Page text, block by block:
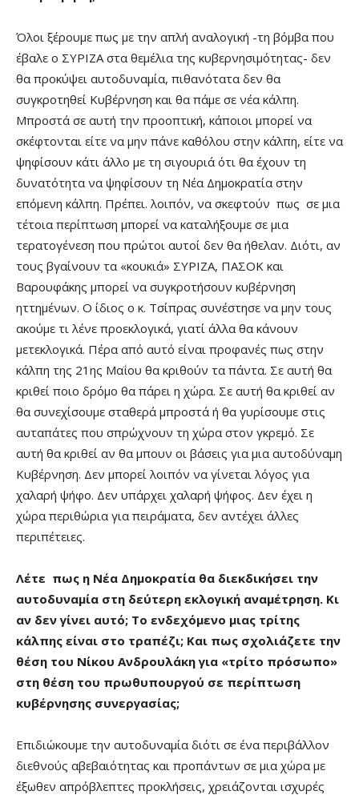
Όλοι ξέρουμε πως με την απλή αναλογική -τη βόμβα που
έβαλε ο ΣΥΡΙΖΑ στα θεμέλια της κυβερνησιμότητας- δεν
θα προκύψει αυτοδυναμία, πιθανότατα δεν θα
συγκροτηθεί Κυβέρνηση και θα πάμε σε νέα κάλπη.
Μπροστά σε αυτή την προοπτική, κάποιοι μπορεί να
σκέφτονται είτε να μην πάνε καθόλου στην κάλπη, είτε να
ψηφίσουν κάτι άλλο με τη σιγουριά ότι θα έχουν τη
δυνατότητα να ψηφίσουν τη Νέα Δημοκρατία στην
επόμενη κάλπη. Πρέπει. λοιπόν, να σκεφτούν πως σε μια
τέτοια περίπτωση μπορεί να καταλήξουμε σε μια
τερατογένεση που πρώτοι αυτοί δεν θα ήθελαν. Διότι, αν
τους βγαίνουν τα «κουκιά» ΣΥΡΙΖΑ, ΠΑΣΟΚ και
Βαρουφάκης μπορεί να συγκροτήσουν κυβέρνηση
ηττημένων. Ο ίδιος ο κ. Τσίπρας συνέστησε να μην τους
ακούμε τι λένε προεκλογικά, γιατί άλλα θα κάνουν
μετεκλογικά. Πέρα από αυτό είναι προφανές πως στην
κάλπη της 21ης Μαΐου θα κριθούν τα πάντα. Σε αυτή θα
κριθεί ποιο δρόμο θα πάρει η χώρα. Σε αυτή θα κριθεί αν
θα συνεχίσουμε σταθερά μπροστά ή θα γυρίσουμε στις
αυταπάτες που σπρώχνουν τη χώρα στον γκρεμό. Σε
αυτή θα κριθεί αν θα μπουν οι βάσεις για μια αυτοδύναμη
Κυβέρνηση. Δεν μπορεί λοιπόν να γίνεται λόγος για
χαλαρή ψήφο. Δεν υπάρχει χαλαρή ψήφος. Δεν έχει η
χώρα περιθώρια για πειράματα, δεν αντέχει άλλες
περιπέτειες.
Λέτε πως η Νέα Δημοκρατία θα διεκδικήσει την
αυτοδυναμία στη δεύτερη εκλογική αναμέτρηση. Κι
αν δεν γίνει αυτό; Το ενδεχόμενο μιας τρίτης
κάλπης είναι στο τραπέζι; Και πως σχολιάζετε την
θέση του Νίκου Ανδρουλάκη για «τρίτο πρόσωπο»
στη θέση του πρωθυπουργού σε περίπτωση
κυβέρνησης συνεργασίας;
Επιδιώκουμε την αυτοδυναμία διότι σε ένα περιβάλλον
διεθνούς αβεβαιότητας και προπάντων σε μια χώρα με
έξωθεν απρόβλεπτες προκλήσεις, χρειάζονται ισχυρές